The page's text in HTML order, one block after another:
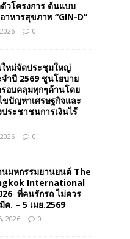
วโครงการ ต้นแบบ
าหารสุขภาพ “GIN-D”
0
หม่จัดประชุมใหญ่
ำปี 2569 ชูนโยบาย
อบคลุมทุกๆด้านโดย
ขปัญหาเศรษฐกิจและ
ระชาชนการเงินไร้
0
นมหกรรมยานยนต์ The
International
ที่คนรักรถ ไม่ควร
ค. – 5 เมย.2569
2026 0